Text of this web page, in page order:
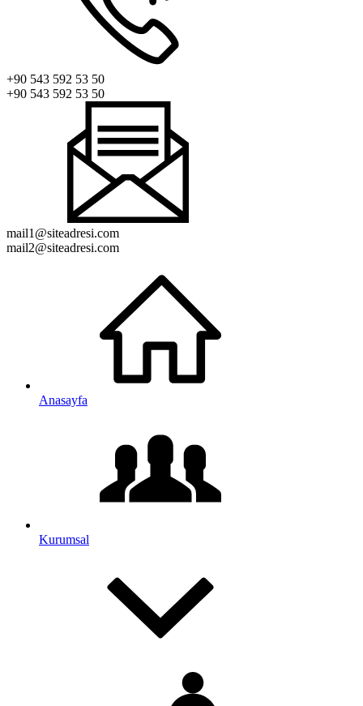
+90 543 592 53 50
+90 543 592 53 50
mail1@siteadresi.com
mail2@siteadresi.com
Anasayfa
Kurumsal